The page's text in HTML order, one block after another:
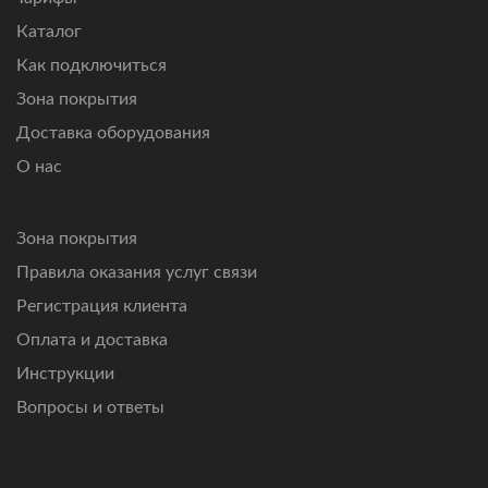
Каталог
Как подключиться
Зона покрытия
Доставка оборудования
О нас
Зона покрытия
Правила оказания услуг связи
Регистрация клиента
Оплата и доставка
Инструкции
Вопросы и ответы